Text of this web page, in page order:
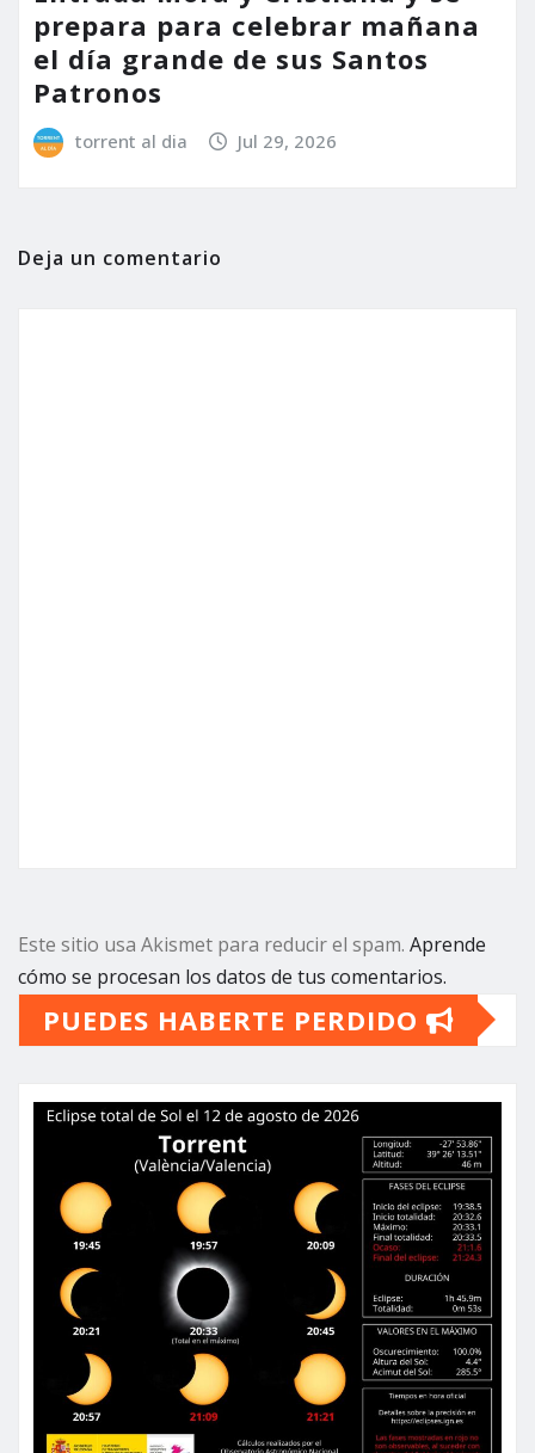
prepara para celebrar mañana
el día grande de sus Santos
Patronos
torrent al dia Jul 29, 2026
Deja un comentario
Este sitio usa Akismet para reducir el spam. Aprende
cómo se procesan los datos de tus comentarios.
PUEDES HABERTE PERDIDO